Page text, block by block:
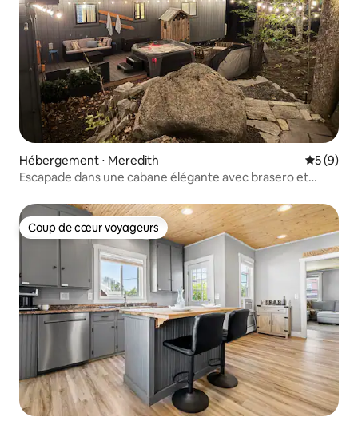
Hébergement ⋅ Meredith
5 (9)
Escapade dans une cabane élégante avec brasero et
Coup de cœur voyageurs
Coup de cœur voyageurs